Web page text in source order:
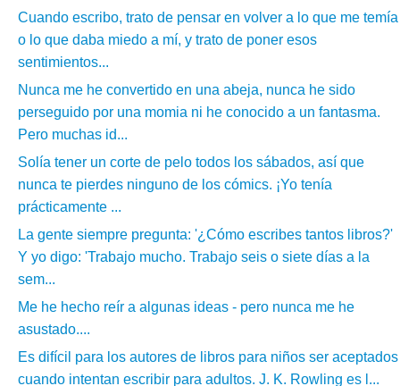
Cuando escribo, trato de pensar en volver a lo que me temía
o lo que daba miedo a mí, y trato de poner esos
sentimientos...
Nunca me he convertido en una abeja, nunca he sido
perseguido por una momia ni he conocido a un fantasma.
Pero muchas id...
Solía tener un corte de pelo todos los sábados, así que
nunca te pierdes ninguno de los cómics. ¡Yo tenía
prácticamente ...
La gente siempre pregunta: '¿Cómo escribes tantos libros?'
Y yo digo: 'Trabajo mucho. Trabajo seis o siete días a la
sem...
Me he hecho reír a algunas ideas - pero nunca me he
asustado....
Es difícil para los autores de libros para niños ser aceptados
cuando intentan escribir para adultos. J. K. Rowling es l...